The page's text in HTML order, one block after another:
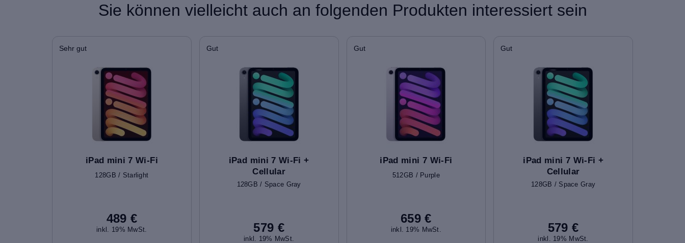
Sie können vielleicht auch an folgenden Produkten interessiert sein
Sehr gut
iPad mini 7 Wi-Fi
128GB / Starlight
489 €
inkl. 19% MwSt.
Gut
iPad mini 7 Wi-Fi +
Cellular
128GB / Space Gray
579 €
inkl. 19% MwSt.
Gut
iPad mini 7 Wi-Fi
512GB / Purple
659 €
inkl. 19% MwSt.
Gut
iPad mini 7 Wi-Fi +
Cellular
128GB / Space Gray
579 €
inkl. 19% MwSt.